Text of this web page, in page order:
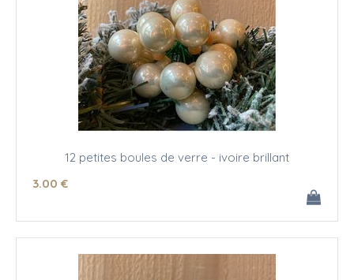
12 petites boules de verre - ivoire brillant
3.00 €